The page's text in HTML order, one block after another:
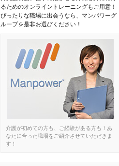
るためのオンライントレーニングもご用意！
ぴったりな職場に出会うなら、マンパワーグ
ループを是非お選びください！
介護が初めての方も、ご経験がある方も！あ
なたに合った職場をご紹介させていただきま
す！